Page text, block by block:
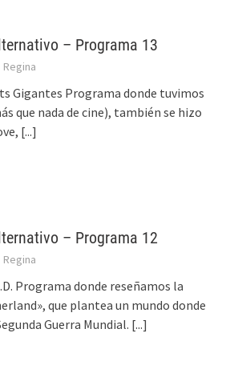
– Programa 13
Regina
Gigantes Programa donde tuvimos
que nada de cine), también se hizo
[...]
– Programa 12
Regina
Programa donde reseñamos la
que plantea un mundo donde
Guerra Mundial. [...]